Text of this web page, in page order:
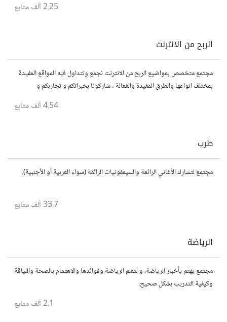
2.25 ألف متابع
الربح من الانترنت
مجتمع متخصص بمواضيع الربح من الانترنت نجمع ونتداول فيه المواقع المفيدة
بمختلف انواعها والطرق المفيدة والفعالة . شاركونا بخبراتكم و تجاربكم و
4.54 ألف متابع
طرب
مجتمع لتشارك الأغاني الرائعة والسيمفونيات الرائقة (سواء العربية أو الأجنبية).
33.7 ألف متابع
الرياضة
مجتمع يهتم بأخبار الرياضة، و لتعلم الرياضة وفوائدها والاهتمام بالصحة واللياقة
وكيفية التدريب بشكل صحيح.
2.1 ألف متابع